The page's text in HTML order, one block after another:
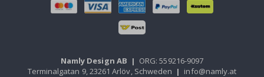
Namly Design AB | ORG: 559216-9097
Terminalgatan 9, 23261 Arlöv, Schweden | info@namly.at